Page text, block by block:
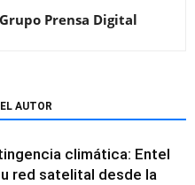
Prensa Digital
AUTOR
climática: Entel
red satelital desde la